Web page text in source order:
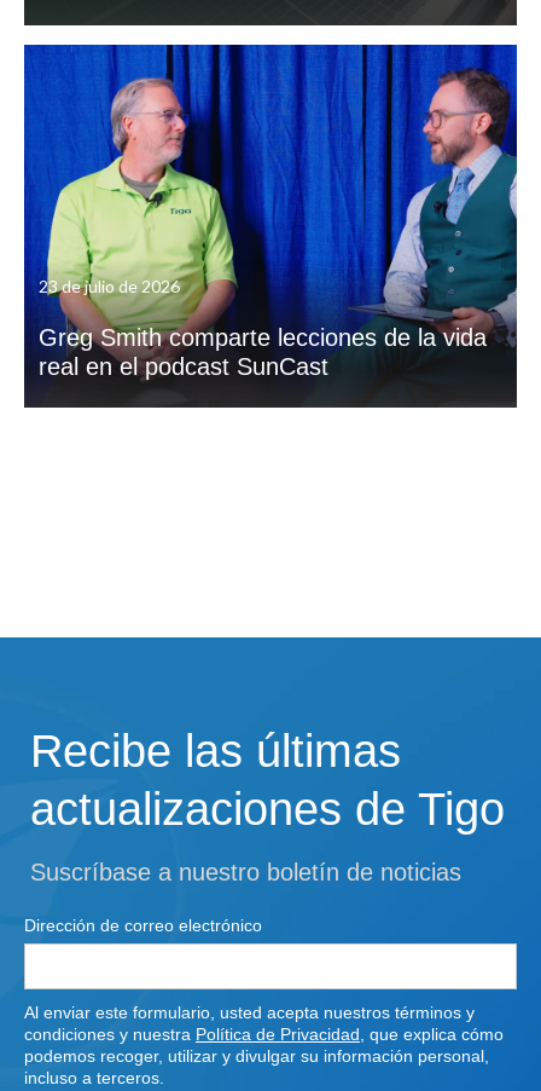
23 de julio de 2026
Greg Smith comparte lecciones de la vida
real en el podcast SunCast
Recibe las últimas
actualizaciones de Tigo
Suscríbase a nuestro boletín de noticias
Dirección de correo electrónico
Al enviar este formulario, usted acepta nuestros términos y
condiciones y nuestra Política de Privacidad, que explica cómo
podemos recoger, utilizar y divulgar su información personal,
incluso a terceros.